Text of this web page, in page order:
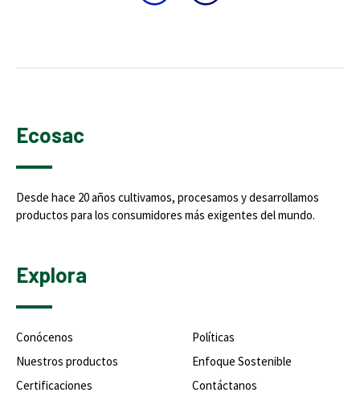
Ecosac
Desde hace 20 años cultivamos, procesamos y desarrollamos
productos para los consumidores más exigentes del mundo.
Explora
Conócenos
Nuestros productos
Certificaciones
Políticas
Enfoque Sostenible
Contáctanos